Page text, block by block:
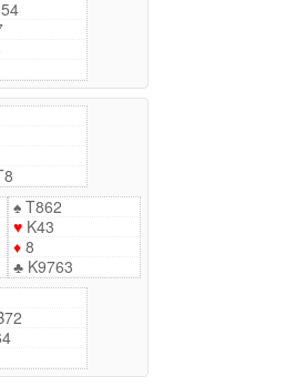
♠ T862
♥ K43
♦ 8
♣ K9763